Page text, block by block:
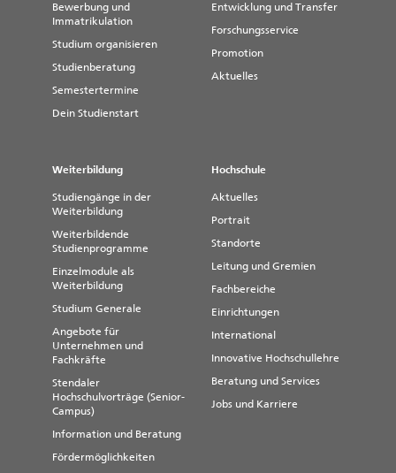
Bewerbung und
Immatrikulation
Studium organisieren
Studienberatung
Semestertermine
Dein Studienstart
Entwicklung und Transfer
Forschungsservice
Promotion
Aktuelles
Weiterbildung
Studiengänge in der
Weiterbildung
Weiterbildende
Studienprogramme
Einzelmodule als
Weiterbildung
Studium Generale
Angebote für
Unternehmen und
Fachkräfte
Stendaler
Hochschulvorträge (Senior-
Campus)
Information und Beratung
Fördermöglichkeiten
Hochschule
Aktuelles
Portrait
Standorte
Leitung und Gremien
Fachbereiche
Einrichtungen
International
Innovative Hochschullehre
Beratung und Services
Jobs und Karriere